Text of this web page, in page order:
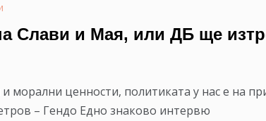
Слави и Мая, или ДБ ще
морални ценности, политиката у нас е на
– Гендо Едно знаково интервю